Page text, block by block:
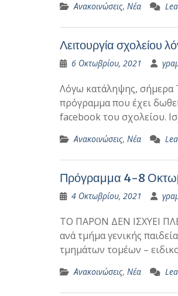
Ανακοινώσεις, Νέα
Λειτουργία σχολείου
6 Οκτωβρίου, 2021
Λόγω κατάληψης, σήμερα
πρόγραμμα που έχει
facebook του σχολείου.
Ανακοινώσεις, Νέα
Πρόγραμμα 4-8
4 Οκτωβρίου, 2021
ΤΟ ΠΑΡΟΝ ΔΕΝ ΙΣΧΥΕΙ
ανά τμήμα γενικής
τμημάτων τομέων –
Ανακοινώσεις, Νέα